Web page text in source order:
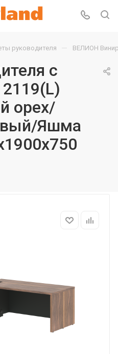
руководителя — ВЕЛИОН Винир
с
орех/
Яшма